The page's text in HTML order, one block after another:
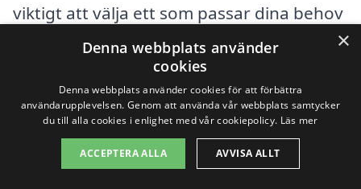
viktigt att välja ett som passar dina behov
och budget. Golvslipning handlar om att
återställa glansen och livslusten i dina
trägolv, och en professionell utförare kan
göra hela skillnaden.
×
Denna webbplats använder
cookies
Denna webbplats använder cookies för att förbättra
användarupplevelsen. Genom att använda vår webbplats samtycker
du till alla cookies i enlighet med vår cookiepolicy. Läs mer
ACCEPTERA ALLA AVVISA ALLT